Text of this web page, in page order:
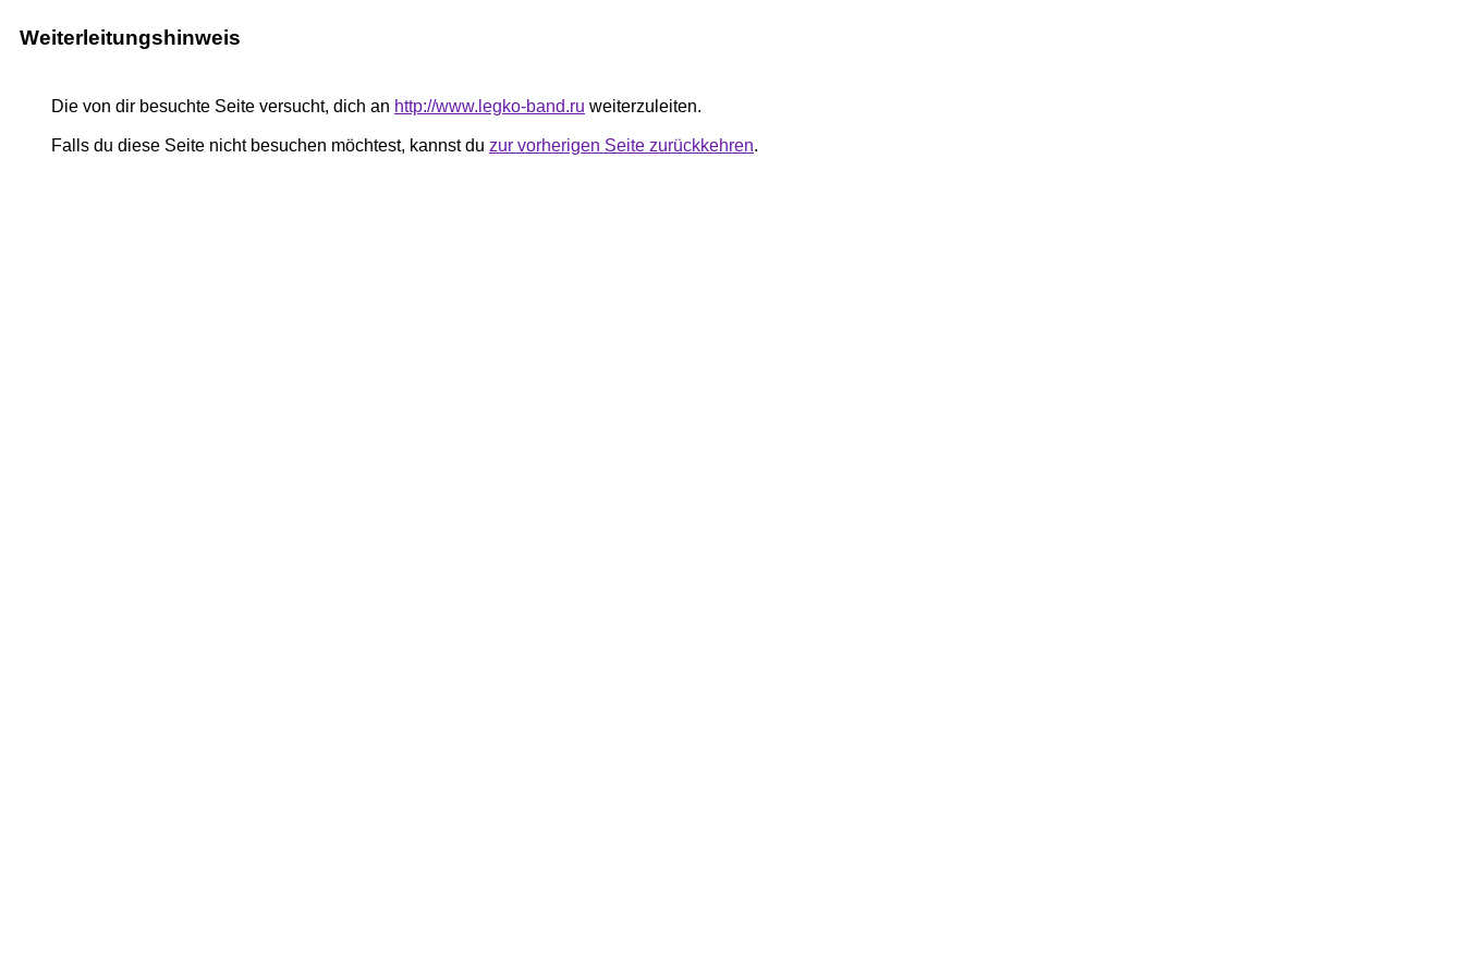
Weiterleitungshinweis
Die von dir besuchte Seite versucht, dich an http://www.legko-band.ru weiterzuleiten.
Falls du diese Seite nicht besuchen möchtest, kannst du zur vorherigen Seite zurückkehren.